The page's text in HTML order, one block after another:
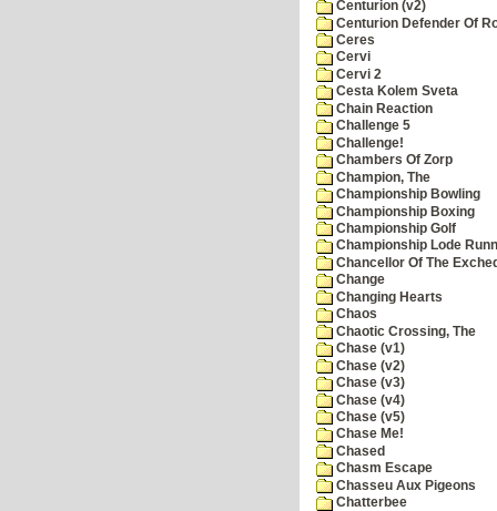
Centurion (v2)
Centurion Defender Of
Ceres
Cervi
Cervi 2
Cesta Kolem Sveta
Chain Reaction
Challenge 5
Challenge!
Chambers Of Zorp
Champion, The
Championship Bowling
Championship Boxing
Championship Golf
Championship Lode
Chancellor Of The
Change
Changing Hearts
Chaos
Chaotic Crossing, The
Chase (v1)
Chase (v2)
Chase (v3)
Chase (v4)
Chase (v5)
Chase Me!
Chased
Chasm Escape
Chasseu Aux Pigeons
Chatterbee